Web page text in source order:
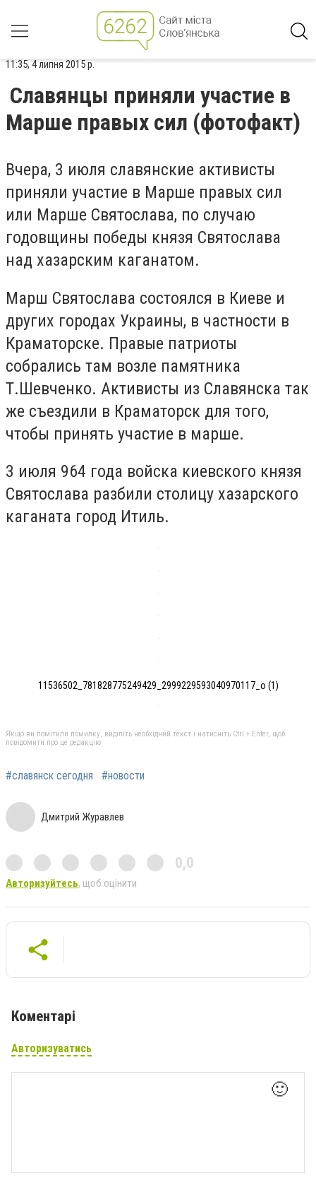
11:35, 4 липня 2015 р.
Славянцы приняли участие в
Марше правых сил (фотофакт)
Вчера, 3 июля славянские активисты
приняли участие в Марше правых сил
или Марше Святослава, по случаю
годовщины победы князя Святослава
над хазарским каганатом.
Марш Святослава состоялся в Киеве и
других городах Украины, в частности в
Краматорске. Правые патриоты
собрались там возле памятника
Т.Шевченко. Активисты из Славянска так
же съездили в Краматорск для того,
чтобы принять участие в марше.
3 июля 964 года войска киевского князя
Святослава разбили столицу хазарского
каганата город Итиль.
11536502_781828775249429_2999229593040970117_o (1)
Якщо ви помітили помилку, виділіть необхідний текст і натисніть Ctrl + Enter, щоб
повідомити про це редакцію
#славянск сегодня #новости
Дмитрий Журавлев
0,0
Авторизуйтесь, щоб оцінити
Коментарі
Авторизуватись
🙂